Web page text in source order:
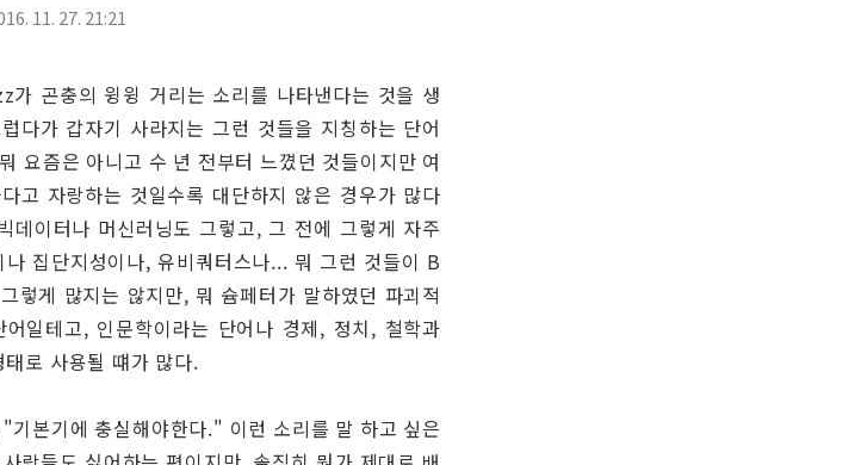
11. 27. 21:21
곤충의 윙윙 거리는 소리를 나타낸다는 것을 생
다가 갑자기 사라지는 그런 것들을 지칭하는 단어
요즘은 아니고 수 년 전부터 느꼈던 것들이지만 여
고 자랑하는 것일수록 대단하지 않은 경우가 많다
이터나 머신러닝도 그렇고, 그 전에 그렇게 자주
집단지성이나, 유비쿼터스나... 뭐 그런 것들이 B
게 많지는 않지만, 뭐 슘페터가 말하였던 파괴적
일테고, 인문학이라는 단어나 경제, 정치, 철학과
로 사용될 떄가 많다.
본기에 충실해야한다." 이런 소리를 말 하고 싶은